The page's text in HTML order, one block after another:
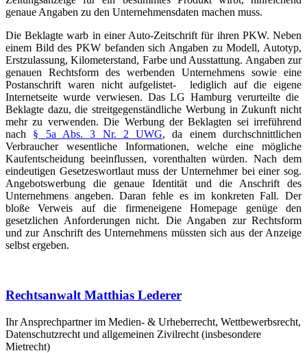
genaue Angaben zu den Unternehmensdaten machen muss.
Die Beklagte warb in einer Auto-Zeitschrift für ihren PKW. Neben
einem Bild des PKW befanden sich Angaben zu Modell, Autotyp,
Erstzulassung, Kilometerstand, Farbe und Ausstattung. Angaben zur
genauen Rechtsform des werbenden Unternehmens sowie eine
Postanschrift waren nicht aufgelistet- lediglich auf die eigene
Internetseite wurde verwiesen. Das LG Hamburg verurteilte die
Beklagte dazu, die streitgegenständliche Werbung in Zukunft nicht
mehr zu verwenden. Die Werbung der Beklagten sei irreführend
nach § 5a Abs. 3 Nr. 2 UWG, da einem durchschnittlichen
Verbraucher wesentliche Informationen, welche eine mögliche
Kaufentscheidung beeinflussen, vorenthalten würden. Nach dem
eindeutigen Gesetzeswortlaut muss der Unternehmer bei einer sog.
Angebotswerbung die genaue Identität und die Anschrift des
Unternehmens angeben. Daran fehle es im konkreten Fall. Der
bloße Verweis auf die firmeneigene Homepage genüge den
gesetzlichen Anforderungen nicht. Die Angaben zur Rechtsform
und zur Anschrift des Unternehmens müssten sich aus der Anzeige
selbst ergeben.
Rechtsanwalt Matthias Lederer
Ihr Ansprechpartner im Medien- & Urheberrecht, Wettbewerbsrecht,
Datenschutzrecht und allgemeinen Zivilrecht (insbesondere
Mietrecht)